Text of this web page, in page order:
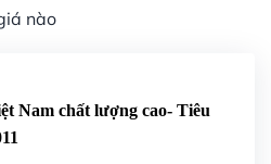
nào
Nam chất lượng cao- Tiêu